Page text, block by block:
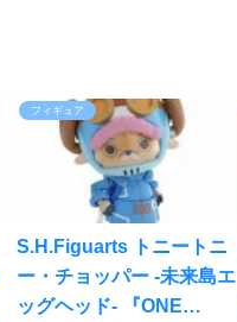
フィギュア
S.H.Figuarts トニートニ
ー・チョッパー -未来島エ
ッグヘッド- 『ONE